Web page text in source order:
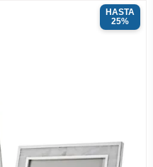
HASTA
25%